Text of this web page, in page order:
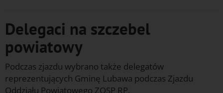
Delegaci na szczebel
powiatowy
Podczas zjazdu wybrano także delegatów
reprezentujących Gminę Lubawa podczas Zjazdu
Oddziału Powiatowego ZOSP RP.